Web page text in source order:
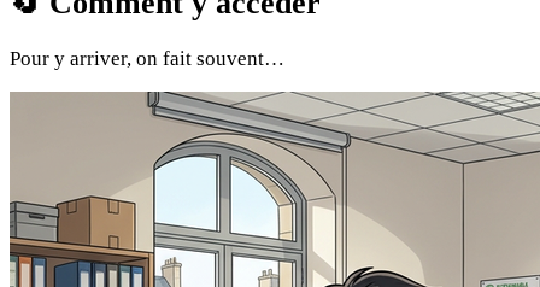
Pour y arriver, on fait souvent…